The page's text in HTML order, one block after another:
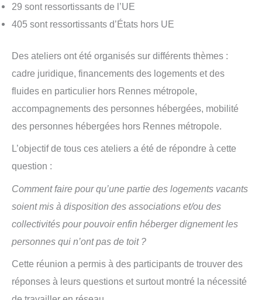
29 sont ressortissants de l’UE
405 sont ressortissants d’États hors UE
Des ateliers ont été organisés sur différents thèmes :
cadre juridique, financements des logements et des
fluides en particulier hors Rennes métropole,
accompagnements des personnes hébergées, mobilité
des personnes hébergées hors Rennes métropole.
L’objectif de tous ces ateliers a été de répondre à cette
question :
Comment faire pour qu’une partie des logements vacants
soient mis à disposition des associations et/ou des
collectivités pour pouvoir enfin héberger dignement les
personnes qui n’ont pas de toit ?
Cette réunion a permis à des participants de trouver des
réponses à leurs questions et surtout montré la nécessité